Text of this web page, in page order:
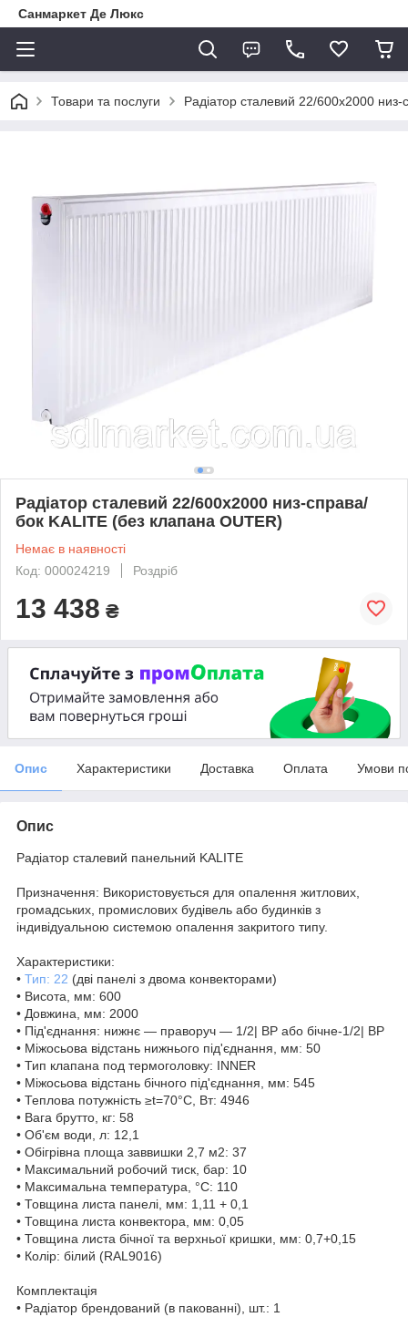
Санмаркет Де Люкс
Товари та послуги Радіатор сталевий 22/600х2000
Радіатор сталевий 22/600х2000 низ-справа/
бок KALITE (без клапана OUTER)
Немає в наявності
Код: 000024219
Роздріб
13 438 ₴
Опис Характеристики Доставка Оплата Умови
Опис
Радіатор сталевий панельний KALITE
Призначення: Використовується для опалення житлових,
громадських, промислових будівель або будинків з
індивідуальною системою опалення закритого типу.
Характеристики:
• Тип: 22 (дві панелі з двома конвекторами)
• Висота, мм: 600
• Довжина, мм: 2000
• Під'єднання: нижнє — праворуч — 1/2| ВР або бічне-1/2| ВР
• Міжосьова відстань нижнього під'єднання, мм: 50
• Тип клапана под термоголовку: INNER
• Міжосьова відстань бічного під'єднання, мм: 545
• Теплова потужність ≥t=70°C, Вт: 4946
• Вага брутто, кг: 58
• Об'єм води, л: 12,1
• Обігрівна площа заввишки 2,7 м2: 37
• Максимальний робочий тиск, бар: 10
• Максимальна температура, °С: 110
• Товщина листа панелі, мм: 1,11 + 0,1
• Товщина листа конвектора, мм: 0,05
• Товщина листа бічної та верхньої кришки, мм: 0,7+0,15
• Колір: білий (RAL9016)
Комплектація
• Радіатор брендований (в пакованні), шт.: 1